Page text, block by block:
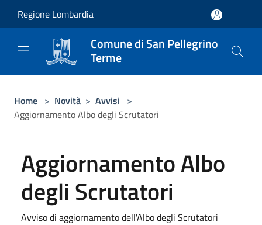
Regione Lombardia
Comune di San Pellegrino
Terme
Home > Novità > Avvisi >
Aggiornamento Albo degli Scrutatori
Aggiornamento Albo
degli Scrutatori
Avviso di aggiornamento dell'Albo degli Scrutatori